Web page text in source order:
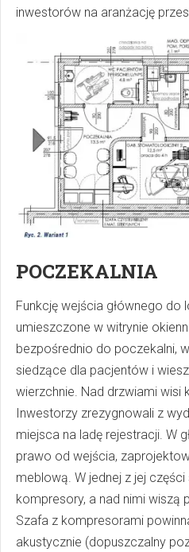
inwestorów na aranżację
POCZEKALNIA
Funkcję wejścia głównego do
umieszczone w witrynie
bezpośrednio do poczekalni,
siedzące dla pacjentów i
wierzchnie. Nad drzwiami wisi
Inwestorzy zrezygnowali z
miejsca na ladę rejestracji. W
prawo od wejścia,
meblową. W jednej z jej
kompresory, a nad nimi wiszą
Szafa z kompresorami
akustycznie (dopuszczalny